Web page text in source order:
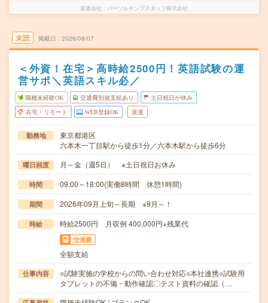
派遣会社 パーソルテンプスタッフ株式会社
未読 掲載日 2026/08/07
＜外資！在宅＞高時給2500円！英語試験の運
営サポ＼英語スキル必／
職種未経験OK 交通費別途支給あり 土日祝日が休み
在宅・リモート WEB登録OK 派遣
勤務地
東京都港区
六本木一丁目駅から徒歩1分／六本木駅から徒歩6分
曜日頻度 月～金（週5日） ※土日祝日お休み
時間 09:00～18:00(実働8時間 休憩1時間)
期間 2026年09月上旬～長期 ※9月～！
時給 時給2500円 月収例 400,000円+残業代
交通費
全額支給
仕事内容
○試験実施の学校からの問い合わせ対応○本社連携○試験用
タブレットの不備・動作確認〇テスト資料の確認（…